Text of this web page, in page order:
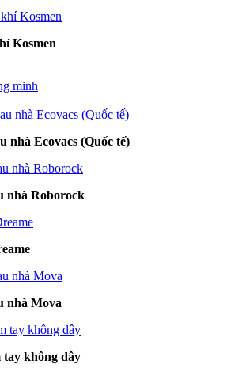
Kosmen
minh
nhà Ecovacs (Quốc tế)
nhà Roborock
nhà Mova
không dây